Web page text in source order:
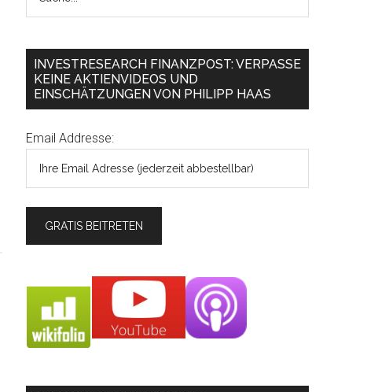
INVESTRESEARCH FINANZPOST: VERPASSE
KEINE AKTIENVIDEOS UND
EINSCHÄTZUNGEN VON PHILIPP HAAS
Email Addresse: